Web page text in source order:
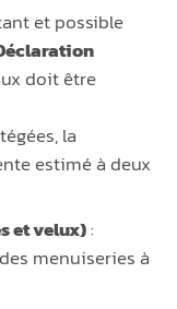
et possible
doit être
la
estimé à deux
et velux):
menuiseries à